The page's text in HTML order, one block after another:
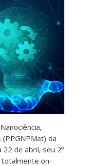
da
22 de abril, seu 2º
totalmente on-